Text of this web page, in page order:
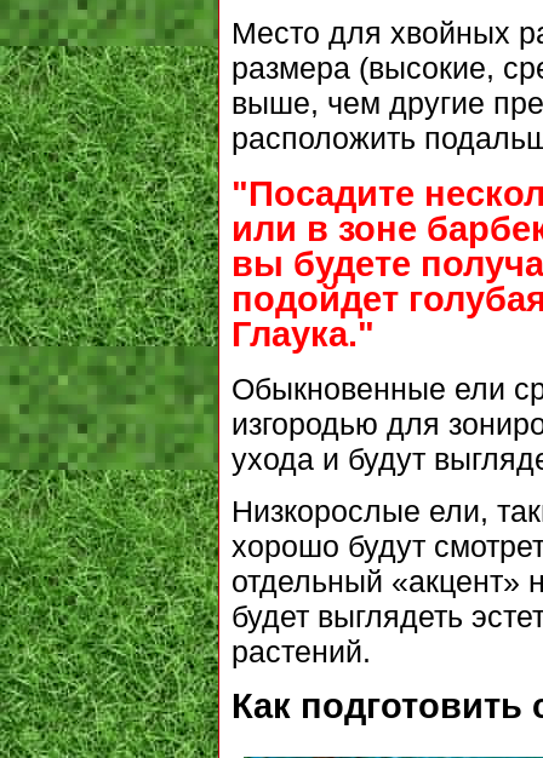
Место для хвойных
размера (высокие,
выше, чем другие
расположить
"Посадите
или в зоне
вы будете
подойдет
Глаука."
Обыкновенные ели
изгородью для
ухода и будут
Низкорослые ели,
хорошо будут
отдельный «акцент»
будет выглядеть
растений.
Как подготовить